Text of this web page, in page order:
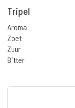
Tripel
Aroma
Zoet
Zuur
Bitter